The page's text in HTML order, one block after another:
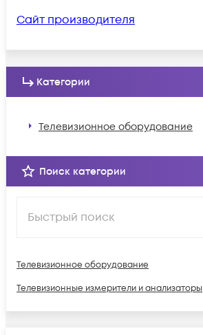
Сайт производителя
Категории
Телевизионное оборудование
Поиск категории
Телевизионное оборудование
Телевизионные измерители и анализаторы